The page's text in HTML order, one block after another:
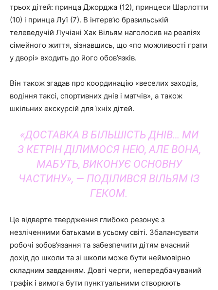
трьох дітей: принца Джорджа (12), принцеси Шарлотти
(10) і принца Луї (7). В інтерв’ю бразильській
телеведучій Лучіані Хак Вільям наголосив на реаліях
сімейного життя, зізнавшись, що «по можливості грати
у дворі» входить до його обов’язків.
Він також згадав про координацію «веселих заходів,
водіння таксі, спортивних днів і матчів», а також
шкільних екскурсій для їхніх дітей.
«ДОСТАВКА В БІЛЬШІСТЬ ДНІВ… МИ
З КЕТРІН ДІЛИМОСЯ НЕЮ, АЛЕ ВОНА,
МАБУТЬ, ВИКОНУЄ ОСНОВНУ
ЧАСТИНУ», — ПОДІЛИВСЯ ВІЛЬЯМ ІЗ
ГЕКОМ.
Це відверте твердження глибоко резонує з
незліченними батьками в усьому світі. Збалансувати
робочі зобов’язання та забезпечити дітям вчасний
дохід до школи та зі школи може бути неймовірно
складним завданням. Довгі черги, непередбачуваний
трафік і вимога бути пунктуальними створюють